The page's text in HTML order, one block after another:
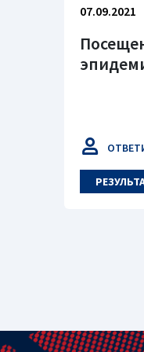
07.09.2021